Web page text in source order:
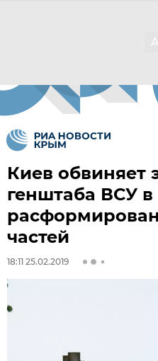
Киев обвиняет
генштаба ВСУ в
частей
18:11 25.02.2019